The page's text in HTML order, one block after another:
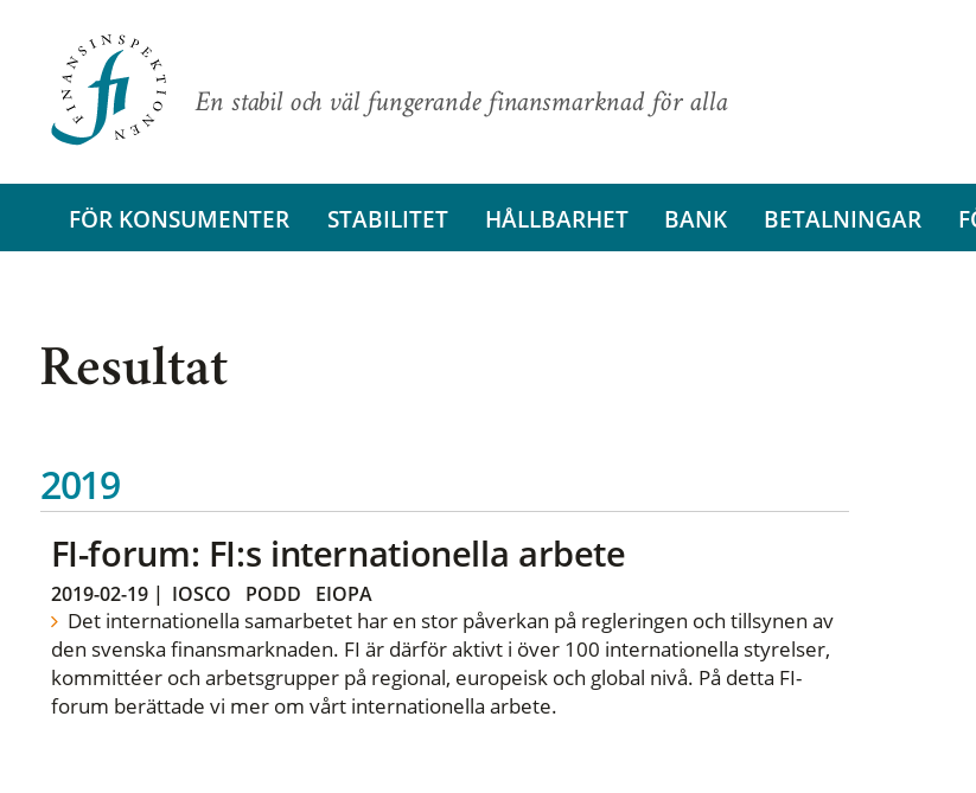
En stabil och väl fungerande finansmarknad för alla
FÖR KONSUMENTER STABILITET HÅLLBARHET BANK BETALNINGAR
Resultat
2019
FI-forum: FI:s internationella arbete
2019-02-19| IOSCO PODD EIOPA
Det internationella samarbetet har en stor påverkan på regleringen och tillsynen av
den svenska finansmarknaden. FI är därför aktivt i över 100 internationella styrelser,
kommittéer och arbetsgrupper på regional, europeisk och global nivå. På detta FI-
forum berättade vi mer om vårt internationella arbete.